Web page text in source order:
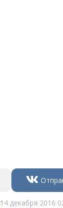
14 декабря 2016